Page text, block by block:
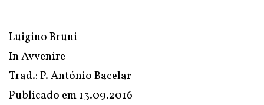
Luigino Bruni
InAvvenire
Trad.: P. António Bacelar
Publicado em13.09.2016